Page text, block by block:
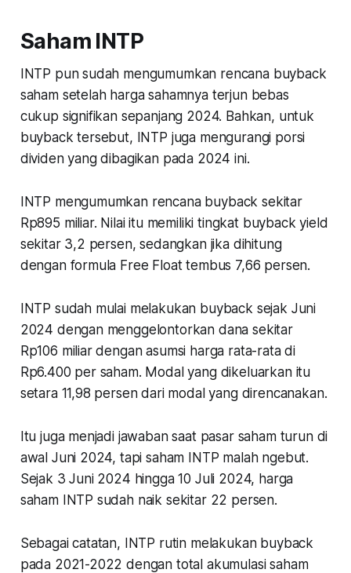
Saham INTP
INTP pun sudah mengumumkan rencana buyback
saham setelah harga sahamnya terjun bebas
cukup signifikan sepanjang 2024. Bahkan, untuk
buyback tersebut, INTP juga mengurangi porsi
dividen yang dibagikan pada 2024 ini.
INTP mengumumkan rencana buyback sekitar
Rp895 miliar. Nilai itu memiliki tingkat buyback yield
sekitar 3,2 persen, sedangkan jika dihitung
dengan formula Free Float tembus 7,66 persen.
INTP sudah mulai melakukan buyback sejak Juni
2024 dengan menggelontorkan dana sekitar
Rp106 miliar dengan asumsi harga rata-rata di
Rp6.400 per saham. Modal yang dikeluarkan itu
setara 11,98 persen dari modal yang direncanakan.
Itu juga menjadi jawaban saat pasar saham turun di
awal Juni 2024, tapi saham INTP malah ngebut.
Sejak 3 Juni 2024 hingga 10 Juli 2024, harga
saham INTP sudah naik sekitar 22 persen.
Sebagai catatan, INTP rutin melakukan buyback
pada 2021-2022 dengan total akumulasi saham